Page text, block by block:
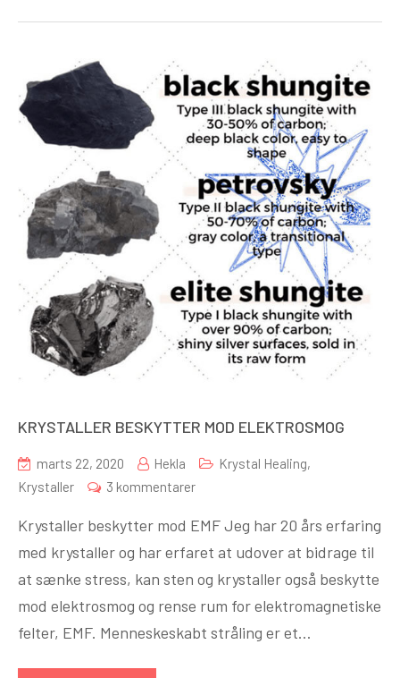
KRYSTALLER BESKYTTER MOD ELEKTROSMOG
marts 22, 2020 Hekla Krystal Healing,
Krystaller
3 kommentarertil
BESKYTTER
MOD
ELEKTROSMOG
Krystaller beskytter mod EMF Jeg har 20 års erfaring
med krystaller og har erfaret at udover at bidrage til
at sænke stress, kan sten og krystaller også beskytte
mod elektrosmog og rense rum for elektromagnetiske
felter, EMF. Menneskeskabt stråling er et…